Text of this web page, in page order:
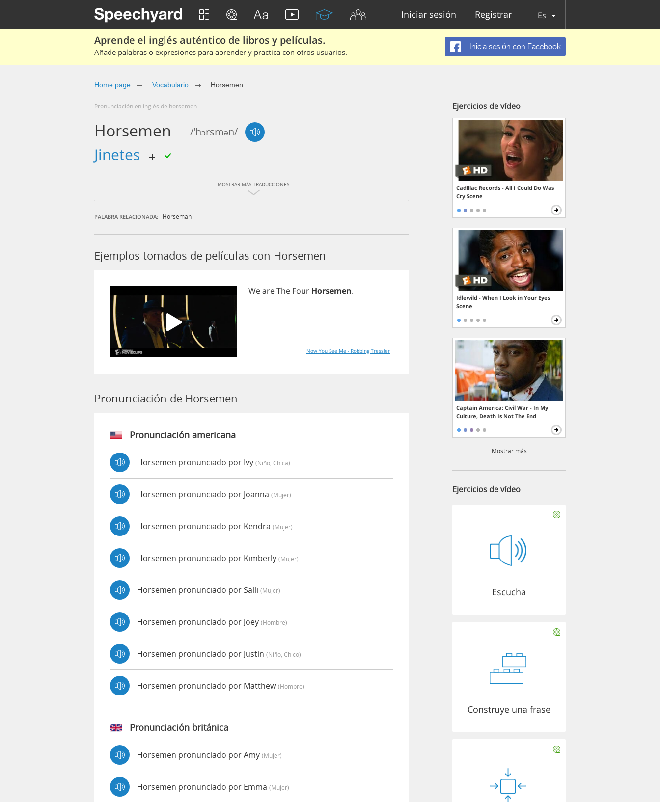
Iniciar sesión Registrar Es
Aprende el inglés auténtico de libros y películas.
Añade palabras o expresiones para aprender y practica con otros usuarios.
Inicia sesión con Facebook
Home page Vocabulario Horsemen
Pronunciación en inglés de horsemen
Horsemen /'hɔrsmən/
jinetes
MOSTRAR MÁS TRADUCCIONES
PALABRA RELACIONADA: Horseman
Ejemplos tomados de películas con Horsemen
WeareThe Four Horsemen.
Now You See Me - Robbing Tressler
Pronunciación de Horsemen
Pronunciación americana
Horsemen pronunciado por Ivy (niño, Chica)
Horsemen pronunciado por Joanna (mujer)
Horsemen pronunciado por Kendra (mujer)
Horsemen pronunciado por Kimberly (mujer)
Horsemen pronunciado por Salli (mujer)
Horsemen pronunciado por Joey (hombre)
Horsemen pronunciado por Justin (niño, Chico)
Horsemen pronunciado por Matthew(hombre)
Pronunciación británica
Horsemen pronunciado por Amy (mujer)
Horsemen pronunciado por Emma (mujer)
Ejercicios de vídeo
Cadillac Records - All I Could Do Was
Cry Scene
Idlewild - When I Look in Your Eyes
Scene
Captain America: Civil War - In My
Culture, Death Is Not The End
Mostrar más
Ejercicios de vídeo
Escucha
Construye una frase